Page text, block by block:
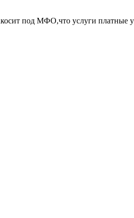
под МФО,что услуги платные